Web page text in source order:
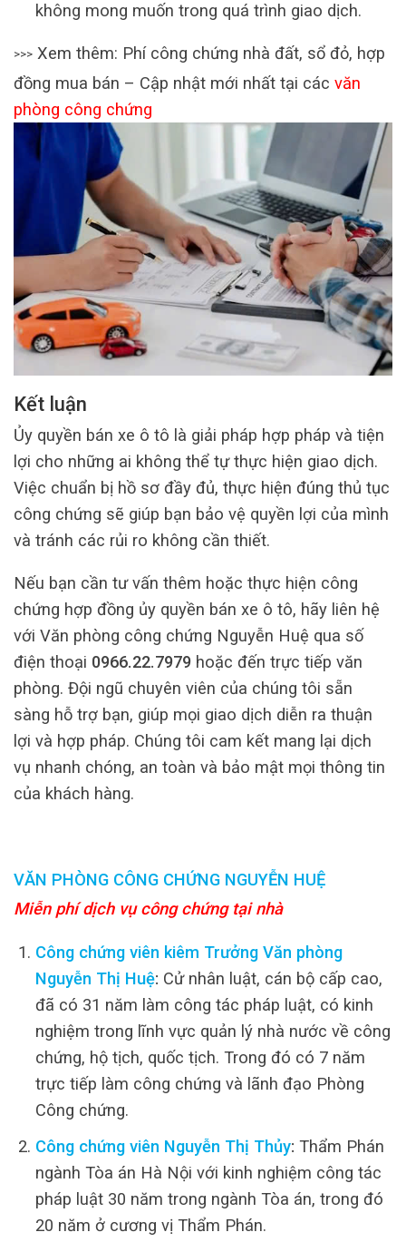
không mong muốn trong quá trình giao dịch.
>>> Xem thêm: Phí công chứng nhà đất, sổ đỏ, hợp
đồng mua bán – Cập nhật mới nhất tại các văn
phòng công chứng
Kết luận
Ủy quyền bán xe ô tô là giải pháp hợp pháp và tiện
lợi cho những ai không thể tự thực hiện giao dịch.
Việc chuẩn bị hồ sơ đầy đủ, thực hiện đúng thủ tục
công chứng sẽ giúp bạn bảo vệ quyền lợi của mình
và tránh các rủi ro không cần thiết.
Nếu bạn cần tư vấn thêm hoặc thực hiện công
chứng hợp đồng ủy quyền bán xe ô tô, hãy liên hệ
với Văn phòng công chứng Nguyễn Huệ qua số
điện thoại 0966.22.7979 hoặc đến trực tiếp văn
phòng. Đội ngũ chuyên viên của chúng tôi sẵn
sàng hỗ trợ bạn, giúp mọi giao dịch diễn ra thuận
lợi và hợp pháp. Chúng tôi cam kết mang lại dịch
vụ nhanh chóng, an toàn và bảo mật mọi thông tin
của khách hàng.
VĂN PHÒNG CÔNG CHỨNG NGUYỄN HUỆ
Miễn phí dịch vụ công chứng tại nhà
Công chứng viên kiêm Trưởng Văn phòng
Nguyễn Thị Huệ: Cử nhân luật, cán bộ cấp cao,
đã có 31 năm làm công tác pháp luật, có kinh
nghiệm trong lĩnh vực quản lý nhà nước về công
chứng, hộ tịch, quốc tịch. Trong đó có 7 năm
trực tiếp làm công chứng và lãnh đạo Phòng
Công chứng.
Công chứng viên Nguyễn Thị Thủy: Thẩm Phán
ngành Tòa án Hà Nội với kinh nghiệm công tác
pháp luật 30 năm trong ngành Tòa án, trong đó
20 năm ở cương vị Thẩm Phán.